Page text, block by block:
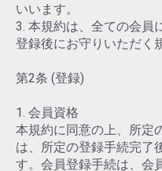
いいます。
3. 本規約は、全ての会員
登録後にお守りいただく
第2条 (登録)
1. 会員資格
本規約に同意の上、所定
は、所定の登録手続完了
す。会員登録手続は、会